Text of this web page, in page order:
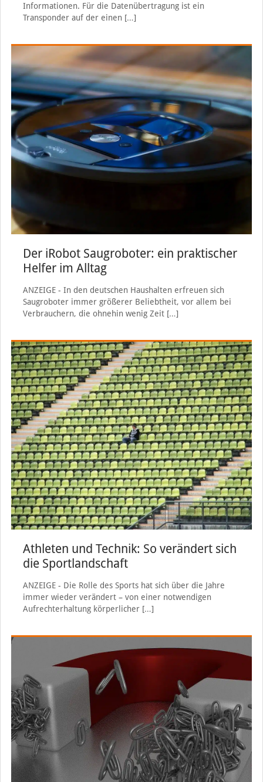
Informationen. Für die Datenübertragung ist ein
Transponder auf der einen […]
Der iRobot Saugroboter: ein praktischer
Helfer im Alltag
ANZEIGE - In den deutschen Haushalten erfreuen sich
Saugroboter immer größerer Beliebtheit, vor allem bei
Verbrauchern, die ohnehin wenig Zeit[…]
Athleten und Technik: So verändert sich
die Sportlandschaft
ANZEIGE - Die Rolle des Sports hat sich über die Jahre
immer wieder verändert – von einer notwendigen
Aufrechterhaltung körperlicher[…]